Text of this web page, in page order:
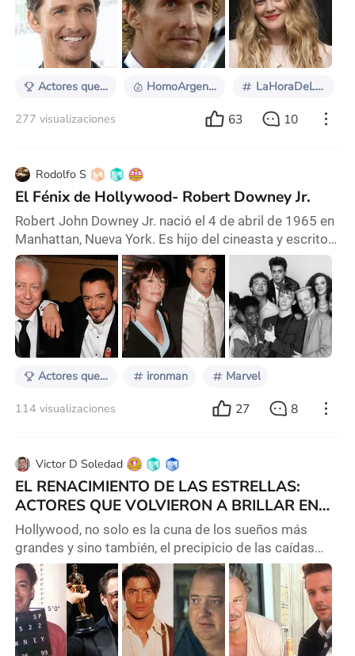
primero. Matthew McConaughey, Drew Barrymore y
Robert Downey Jr. son el ejemplo perfecto de actores
que, tras tocar fondo, lograron reinventarse y regresar
al estrellato de forma espectacular. Matt
Actores que regresaron a lo grande HomoArgentum LaHoraDeLaDesaparición
277 visualizaciones 63 10
Rodolfo S
El Fénix de Hollywood- Robert Downey Jr.
Robert John Downey Jr. nació el 4 de abril de 1965 en
Manhattan, Nueva York. Es hijo del cineasta y escritor
underground Robert Downey Sr. y la actriz Elsie Ann
Ford. Su infancia transcurrió inmersa en el mundo del
cine, lo que lo llevó a hacer su debut en la película de
su padre, "Pound" (1970), a la edad de cinco años,
donde interpretó a un cachorro enfermo. Su padre,
además de enseñarle sobre l
Actores que regresaron a lo grande ironman Marvel
114 visualizaciones 27 8
Victor D Soledad
EL RENACIMIENTO DE LAS ESTRELLAS:
ACTORES QUE VOLVIERON A BRILLAR EN
LA PANTALLA
Hollywood, no solo es la cuna de los sueños más
grandes y sino también, el precipicio de las caídas
más duras. Está lleno de historias de ascensos
meteóricos. Pero quizás las narrativas más
cautivadoras no son las de quienes llegan a la cima,
sino las de aquellos que regresan a ella después de un
largo y sinuoso camino. Estos actores, que alguna vez